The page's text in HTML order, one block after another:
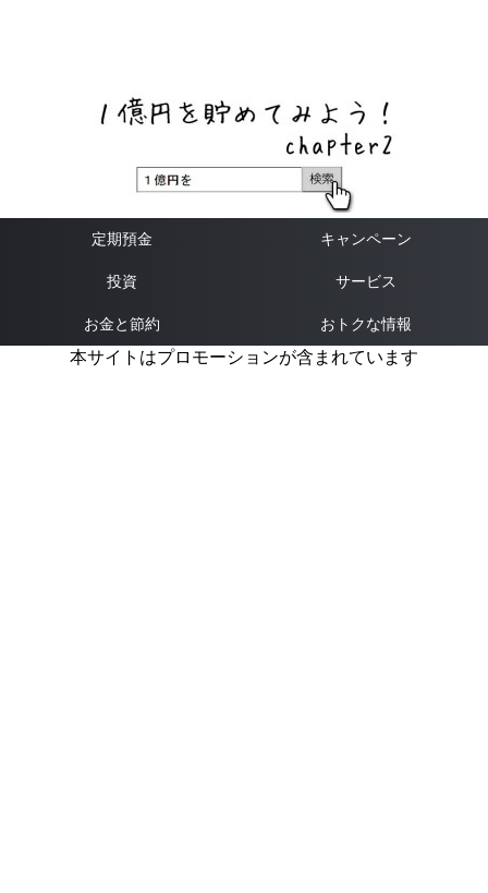
定期預金 キャンペーン
投資 サービス
お金と節約 おトクな情報
本サイトはプロモーションが含まれています